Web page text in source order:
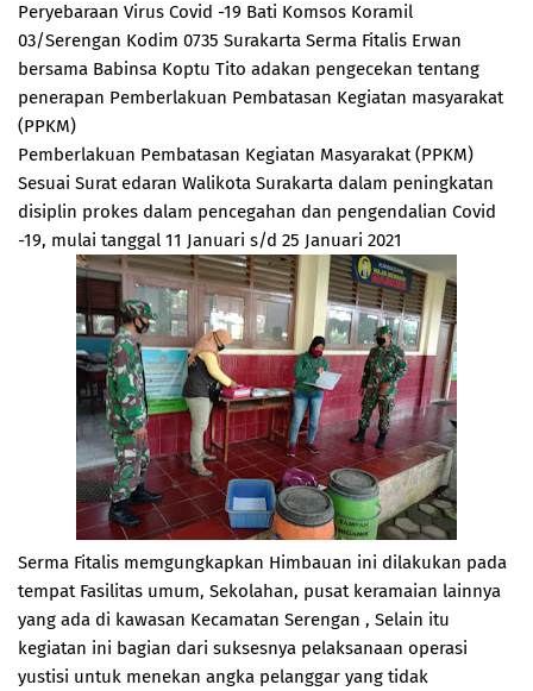
Peryebaraan Virus Covid -19 Bati Komsos Koramil
03/Serengan Kodim 0735 Surakarta Serma Fitalis Erwan
bersama Babinsa Koptu Tito adakan pengecekan tentang
penerapan Pemberlakuan Pembatasan Kegiatan masyarakat
(PPKM)
Pemberlakuan Pembatasan Kegiatan Masyarakat (PPKM)
Sesuai Surat edaran Walikota Surakarta dalam peningkatan
disiplin prokes dalam pencegahan dan pengendalian Covid
-19, mulai tanggal 11 Januari s/d 25 Januari 2021
Serma Fitalis memgungkapkan Himbauan ini dilakukan pada
tempat Fasilitas umum, Sekolahan, pusat keramaian lainnya
yang ada di kawasan Kecamatan Serengan , Selain itu
kegiatan ini bagian dari suksesnya pelaksanaan operasi
yustisi untuk menekan angka pelanggar yang tidak